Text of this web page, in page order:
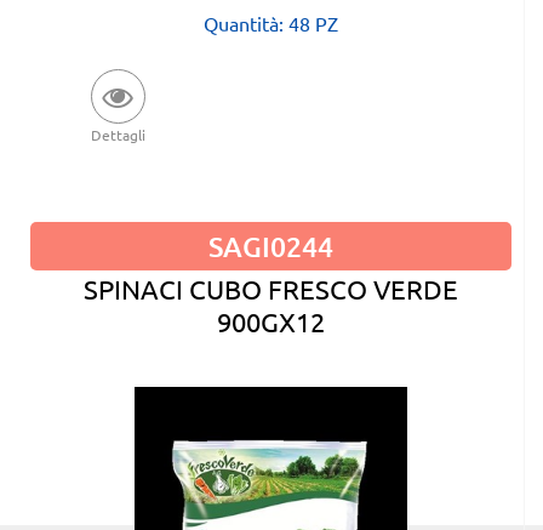
Quantità: 48 PZ
Dettagli
SAGI0244
SPINACI CUBO FRESCO VERDE
900GX12